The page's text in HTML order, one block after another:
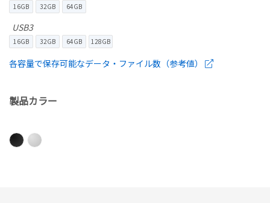
16GB 32GB 64GB
USB3
16GB 32GB 64GB 128GB
各容量で保存可能なデータ・ファイル数（参考値）
製品カラー